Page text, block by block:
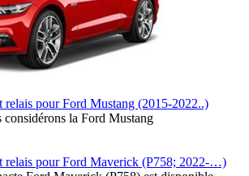
relais pour Ford Mustang (2015-2022..)
considérons la Ford Mustang
relais pour Ford Maverick (P758; 2022-…)